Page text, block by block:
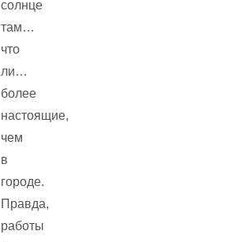
солнце
там…
что
ли…
более
настоящие,
чем
в
городе.
Правда,
работы